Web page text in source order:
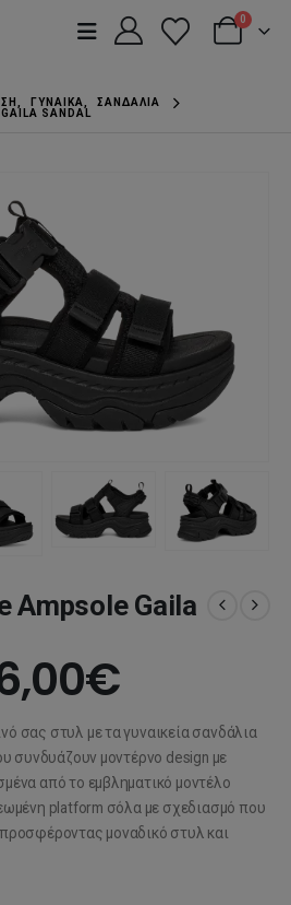
0
, ΓΥΝΑΊΚΑ,
ΣΑΝΔΆΛΙΑ
SANDAL
Ampsole Gaila
€Η
τιμή
είναι:
76,00€.
σας στυλ με τα γυναικεία σανδάλια
συνδυάζουν μοντέρνο design με
από το εμβληματικό μοντέλο
platform σόλα με σχεδιασμό που
μοναδικό στυλ και